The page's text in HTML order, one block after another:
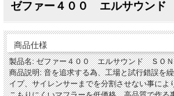
ゼファー４００ エルサウン
商品仕様
製品名: ゼファー４００ エルサウンド ＳＯ
商品説明: 音を追求する為、工場と試行錯誤を
イプ、サイレンサーまでを分割させない事に